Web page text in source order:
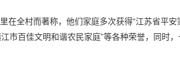
在全村而著称，他们家庭多次获得“江苏省平安
江市百佳文明和谐农民家庭”等各种荣誉，同时